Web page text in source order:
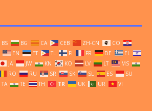
BS BG CA CEB ZH-CN
CO
EN ET TL FI FR DE
EL
JA JW KN KO LV LT
MS
RO RU SR SK SL ES
SU
TA TE TH TR UK UR VI